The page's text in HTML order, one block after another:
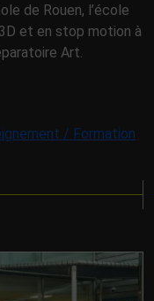
de Rouen, l’école
et en stop motion à
Art.
/ Formation